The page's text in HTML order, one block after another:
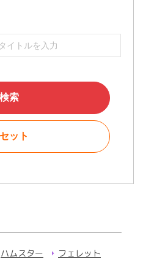
ハムスター
フェレット